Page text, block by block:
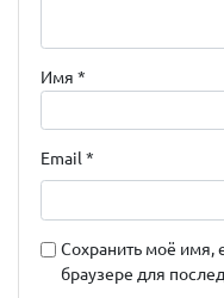
Имя *
Email*
Сохранить моё имя,
браузере для